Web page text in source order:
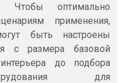
Чтобы оптимально
применения,
быть настроены
с размера базовой
до подбора
для